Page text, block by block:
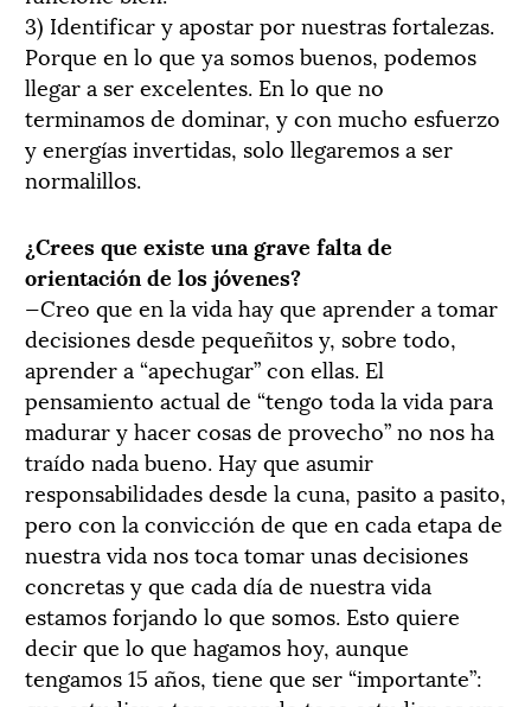
3) Identificar y apostar por nuestras fortalezas.
Porque en lo que ya somos buenos, podemos
llegar a ser excelentes. En lo que no
terminamos de dominar, y con mucho esfuerzo
y energías invertidas, solo llegaremos a ser
normalillos.
¿Crees que existe una grave falta de
orientación de los jóvenes?
—Creo que en la vida hay que aprender a tomar
decisiones desde pequeñitos y, sobre todo,
aprender a “apechugar” con ellas. El
pensamiento actual de “tengo toda la vida para
madurar y hacer cosas de provecho” no nos ha
traído nada bueno. Hay que asumir
responsabilidades desde la cuna, pasito a pasito,
pero con la convicción de que en cada etapa de
nuestra vida nos toca tomar unas decisiones
concretas y que cada día de nuestra vida
estamos forjando lo que somos. Esto quiere
decir que lo que hagamos hoy, aunque
tengamos 15 años, tiene que ser “importante”: